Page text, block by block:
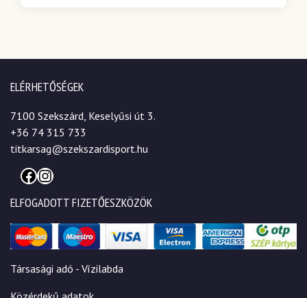
ELÉRHETŐSÉGEK
7100 Szekszárd, Keselyűsi út 3.
+36 74 315 733
titkarsag@szekszardisport.hu
Facebook
Instagram
ELFOGADOTT FIZETŐESZKÖZÖK
Társasági adó - Vízilabda